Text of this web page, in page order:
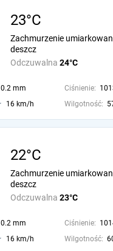
23°C
Odczuwalna 24°C
Zachmurzenie
deszcz
0.2 mm Ciśnienie:
16 km/h Wilgotność:
22°C
Odczuwalna 23°C
Zachmurzenie
deszcz
0.2 mm Ciśnienie:
16 km/h Wilgotność: